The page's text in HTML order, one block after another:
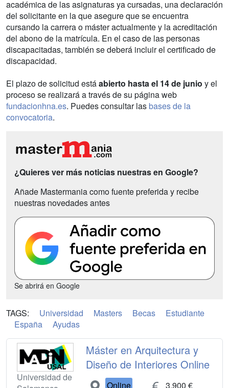
académica de las asignaturas ya cursadas, una declaración
del solicitante en la que asegure que se encuentra
cursando la carrera o máster actualmente y la acreditación
del abono de la matrícula. En el caso de las personas
discapacitadas, también se deberá incluir el certificado de
discapacidad.
El plazo de solicitud estáabierto hasta el 14 de junio y el
proceso se realizará a través de su página web
fundacionhna.es. Puedes consultar lasbases de la
convocatoria.
¿Quieres ver más noticias nuestras en Google?
Añade Mastermania como fuente preferida y recibe
nuestras novedades antes
Se abrirá en Google
TAGS: Universidad Masters Becas
Estudiante
España
Ayudas
Universidad de
Máster en Arquitectura y
Diseño de Interiores Online
Online 3.900 €